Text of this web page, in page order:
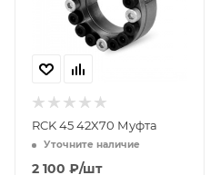
RCK 45 42X70 Муфта
Уточните наличие
2 100 ₽/шт